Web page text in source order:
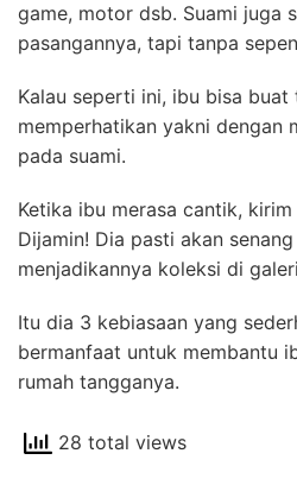
game, motor dsb. Suami juga
pasangannya, tapi tanpa
Kalau seperti ini, ibu bisa
memperhatikan yakni dengan
pada suami.
Ketika ibu merasa cantik,
Dijamin! Dia pasti akan
menjadikannya koleksi di
Itu dia 3 kebiasaan yang
bermanfaat untuk membantu
rumah tangganya.
28 total views